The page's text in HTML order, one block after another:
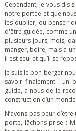
Cependant, je vous dis
notre portée et que
les oublier, ou penser
d'être guidée, comme
plusieurs jours, mois,
manger, boire, mais à
il est seul et qu’il se
Je suis le bon berger
savoir finalement : un
guide, à nous de le
construction d’un
N’ayons pas peur
porte, lâchons prise :